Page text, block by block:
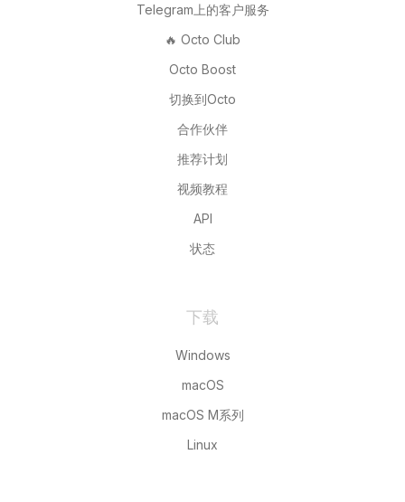
Telegram上的客户服务
🔥 Octo Club
Octo Boost
切换到Octo
合作伙伴
推荐计划
视频教程
API
状态
下载
Windows
macOS
macOS M系列
Linux